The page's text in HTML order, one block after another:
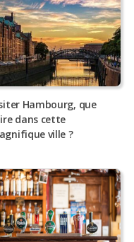
Hambourg, que
dans cette
ville ?